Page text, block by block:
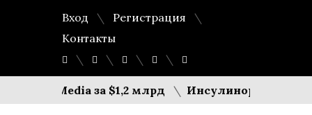
Вход
Регистрация
Контакты
Media за $1,2 млрд